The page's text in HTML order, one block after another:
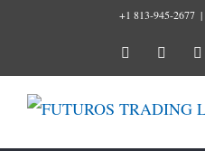
contenido
+1 813-945-2677 |
instagramyoutube